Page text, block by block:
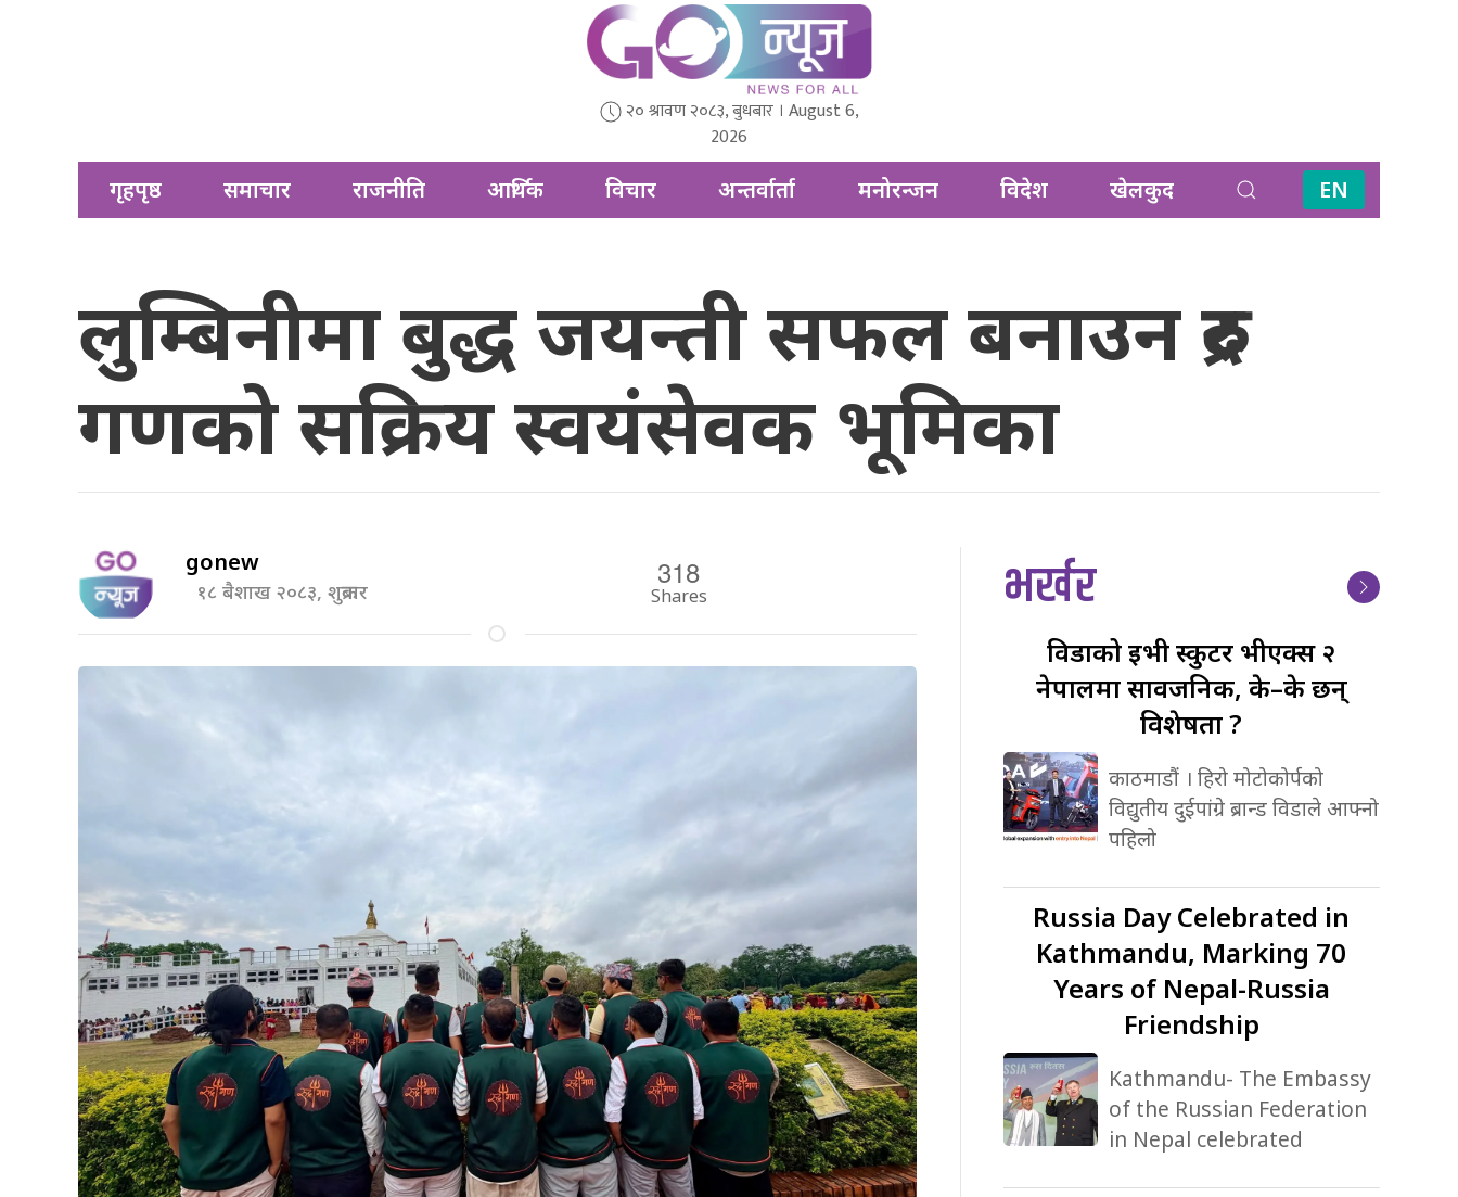
२० श्रावण २०८३, बुधबार । August 6,
2026
गृहपृष्ठ
समाचार राजनीति आर्थिक विचार अन्तर्वार्ता मनोरन्जन विदेश खेलकुद EN
लुम्बिनीमा बुद्ध जयन्ती सफल बनाउन रुद्र
गणको सक्रिय स्वयंसेवक भूमिका
gonew
१८ बैशाख २०८३, शुक्रबार
318
Shares भर्खर
विडाकोईभी स्कुटर भीएक्स २
नेपालमा सार्वजनिक, के–के छन्
विशेषता ?
काठमाडौं । हिरो मोटोकोर्पको
विद्युतीय दुईपांग्रे ब्रान्ड विडाले आफ्नो
पहिलो
Russia Day Celebrated in
Kathmandu, Marking 70
Years of Nepal-Russia
Friendship
Kathmandu- The Embassy
of the Russian Federation
in Nepal celebrated